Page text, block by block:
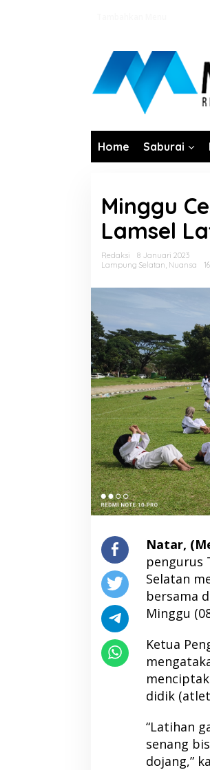
Home Saburai
Minggu
Lamsel
Redaksi
8 Januari 2023
Lampung Selatan, Nuansa
Natar,
pengurus
Selatan
bersama
Minggu
Ketua
didik
“Latihan
senang
dojang,”